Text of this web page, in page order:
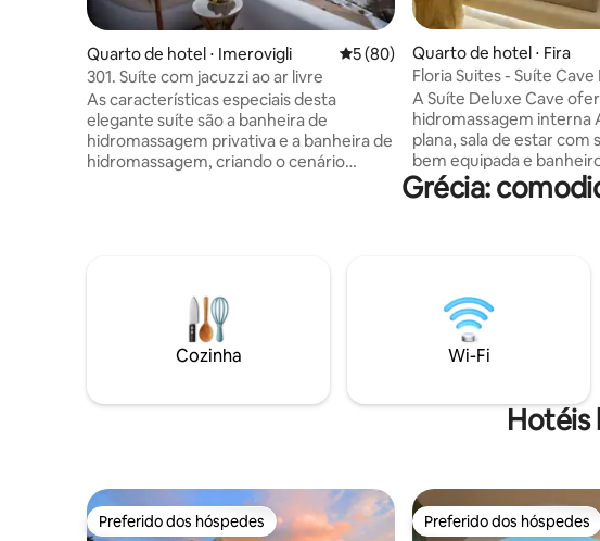
Quarto de hotel ⋅ Imerovigli 5 de uma avaliação média de 5, 80
5 (80)
301. Suíte com jacuzzi ao ar livre
As características especiais desta
elegante suíte são a banheira de
hidromassagem privativa e a banheira de
hidromassagem, criando o cenário
o mar e o pôr do sol. Para sua
comodidade, a suíte também dispõe de
comodidades para preparar chá e café e
televisão de tela plana. Ideal para casais
inesquecíveis.
Quarto de hotel ⋅ Fira
Floria Suites - Suíte
banheira de
A Suíte Deluxe Cave
hidromassagem interna
plana, sala de estar com
bem equipada e
chuveiro, secador de
de higiene pessoal gratuitos. O
enquanto a Praia de
km da propriedade. O
próximo é o Aeroporto
Santorini, a 3,9 km da
Grécia:
Cozinha Wi-Fi
Hotéis
Preferido dos hóspedes
Preferido dos hóspedes Preferido dos hóspedes
Preferido dos hóspedes